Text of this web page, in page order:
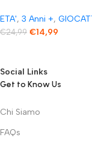
ETA', 3 Anni +,
€24,99 €14,99
Social Links
Get to Know Us
Chi Siamo
FAQs